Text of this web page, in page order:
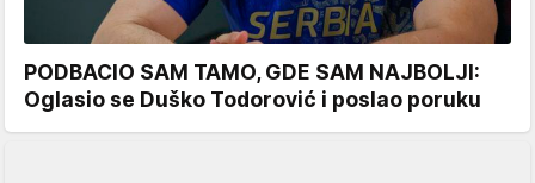
PODBACIO SAM TAMO, GDE SAM NAJBOLJI:
Oglasio se Duško Todorović i poslao poruku